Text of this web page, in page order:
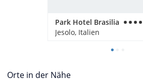
Park Hotel Brasilia
Jesolo, Italien
Orte in der Nähe